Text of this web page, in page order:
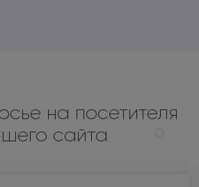
на посетителя
сайта